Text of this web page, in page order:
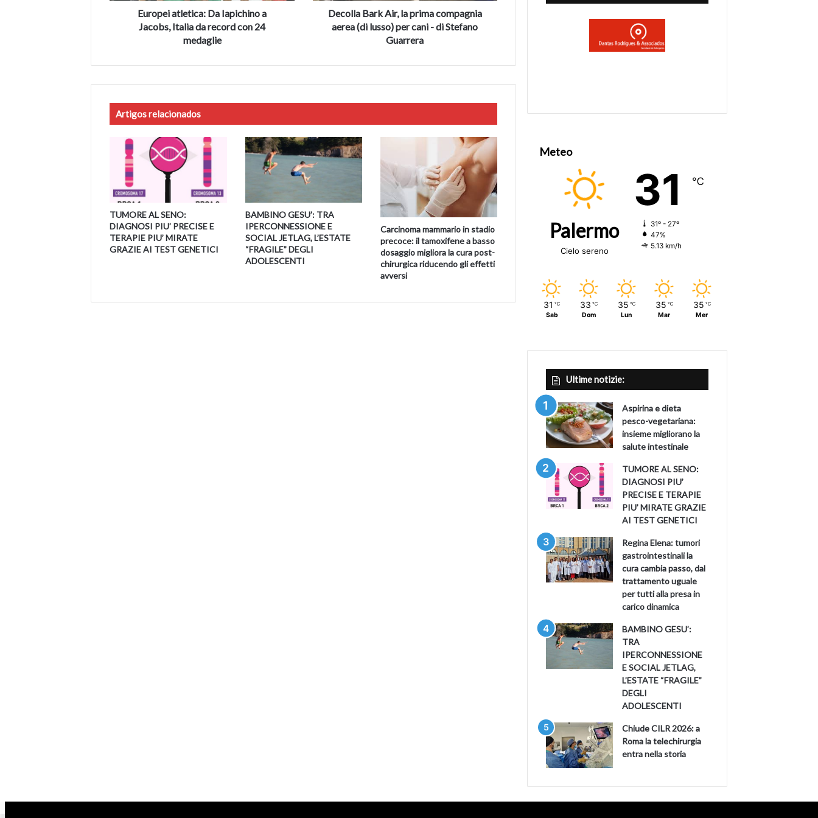
Europei atletica: Da Iapichino a
Jacobs, Italia da record con 24
medaglie
Decolla Bark Air, la prima compagnia
aerea (di lusso) per cani - di Stefano
Guarrera
Artigos relacionados
TUMORE AL SENO:
DIAGNOSI PIU’ PRECISE E
TERAPIE PIU’ MIRATE
GRAZIE AI TEST GENETICI
BAMBINO GESU’: TRA
IPERCONNESSIONE E
SOCIAL JETLAG, L’ESTATE
“FRAGILE” DEGLI
ADOLESCENTI
Carcinoma mammario in stadio
precoce: il tamoxifene a basso
dosaggio migliora la cura post-
chirurgica riducendo gli effetti
avversi
Meteo
Palermo
Cielo sereno
31 ℃
31º - 27º
47%
5.13 km/h
31 ℃
Sab
33 ℃
Dom
35 ℃
Lun
35 ℃
Mar
35 ℃
Mer
Ultime notizie:
Aspirina e dieta
pesco-vegetariana:
insieme migliorano la
salute intestinale
TUMORE AL SENO:
DIAGNOSI PIU’
PRECISE E TERAPIE
PIU’ MIRATE GRAZIE
AI TEST GENETICI
Regina Elena: tumori
gastrointestinali la
cura cambia passo, dal
trattamento uguale
per tutti alla presa in
carico dinamica
BAMBINO GESU’:
TRA
IPERCONNESSIONE
E SOCIAL JETLAG,
L’ESTATE “FRAGILE”
DEGLI
ADOLESCENTI
Chiude CILR 2026: a
Roma la telechirurgia
entra nella storia